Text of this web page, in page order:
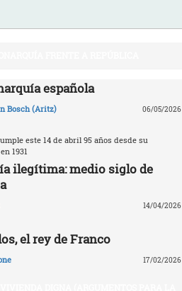
española
Bosch (Aritz) 06/05/2026
este 14 de abril 95 años desde su
1931
ilegítima: medio siglo de
14/04/2026
el rey de Franco
17/02/2026